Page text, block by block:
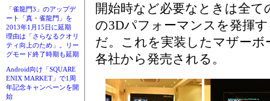
「雀龍門3」のアップデ
ート「真・雀龍門」を
2013年1月15日に延期
理由は「さらなるクオリ
ティ向上のため」。リー
グモード終了時期も延期
Android向け「SQUARE
ENIX MARKET」で1周
年記念キャンペーンを開
始
開始時など必要なときは全て
の3Dパフォーマンスを発揮
だ。これを実装したマザーボ
各社から発売される。